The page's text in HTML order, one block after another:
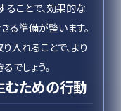
ることで、効果的な
る準備が整います。
入れることで、より
でしょう。
むための行動